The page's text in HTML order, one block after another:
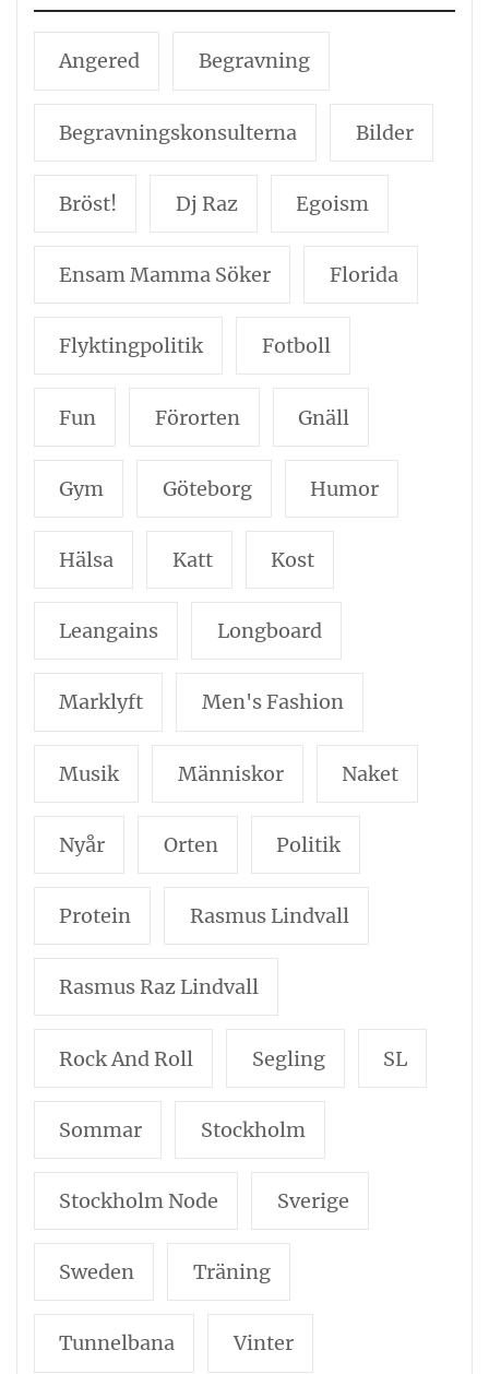
Angered Begravning
Begravningskonsulterna Bilder
Bröst! Dj Raz Egoism
Ensam Mamma Söker Florida
Flyktingpolitik Fotboll
Fun Förorten Gnäll
Gym Göteborg Humor
Hälsa Katt Kost
Leangains Longboard
Marklyft Men's Fashion
Musik Människor Naket
Nyår Orten Politik
Protein Rasmus Lindvall
Rasmus Raz Lindvall
Rock And Roll Segling SL
Sommar Stockholm
Stockholm Node Sverige
Sweden Träning
Tunnelbana Vinter